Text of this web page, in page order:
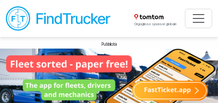
Orgoglioso sponsor globale
Pubblicità